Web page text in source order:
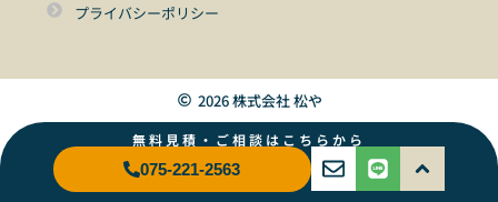
プライバシーポリシー
2026 株式会社 松や
無料見積・ご相談はこちらから
075-221-2563